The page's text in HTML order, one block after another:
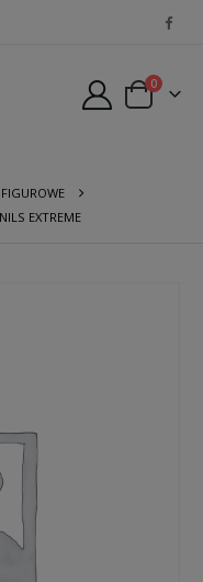
0
FIGUROWE
EXTREME